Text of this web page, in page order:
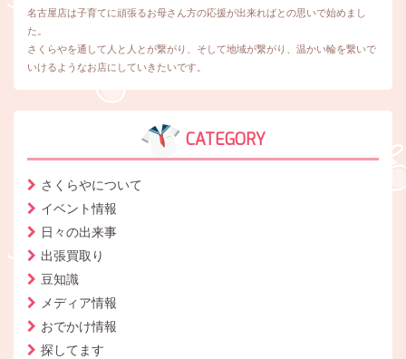
名古屋店は子育てに頑張るお母さん方の応援が出来ればとの思いで始めまし
た。
さくらやを通して人と人とが繋がり、そして地域が繋がり、温かい輪を繋いで
いけるようなお店にしていきたいです。
CATEGORY
さくらやについて
イベント情報
日々の出来事
出張買取り
豆知識
メディア情報
おでかけ情報
探してます